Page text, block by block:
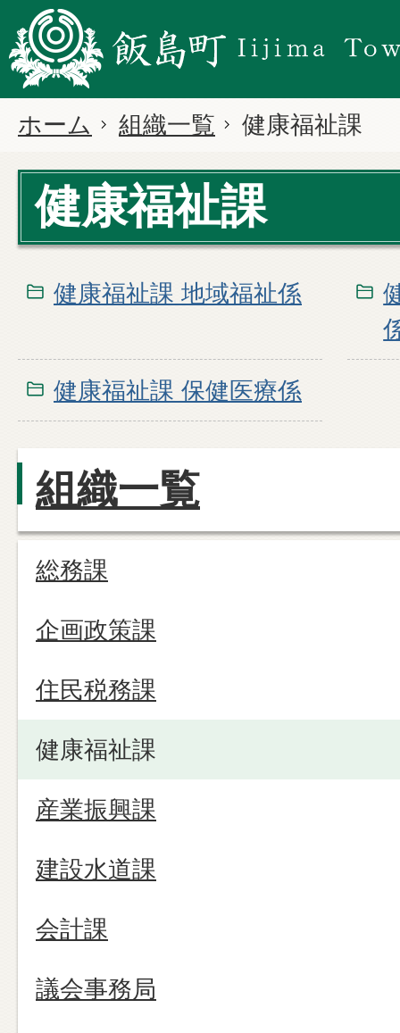
ホーム 組織一覧 健康福祉課
健康福祉課
健康福祉課 地域福祉係
健康福祉課 保健医療係
組織一覧
総務課
企画政策課
住民税務課
健康福祉課
産業振興課
建設水道課
会計課
議会事務局